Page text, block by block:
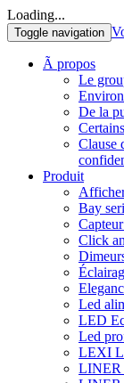
Loading...
Toggle navigation
Ã propos
Le
De la
Clause
Produit
Bay
Click
Led
LED
Led
LEXI
LINER